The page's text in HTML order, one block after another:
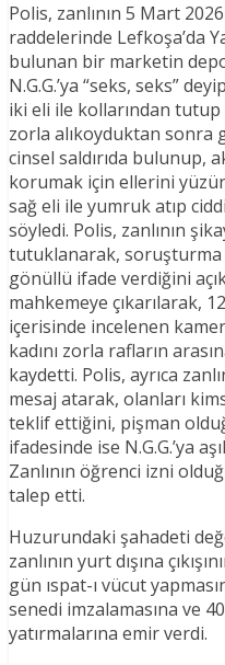
Polis, zanlının 5 Mart
raddelerinde Lefkoşa’da
bulunan bir marketin
N.G.G.’ya “seks, seks”
iki eli ile kollarından
zorla alıkoyduktan sonra
cinsel saldırıda bulunup,
korumak için ellerini
sağ eli ile yumruk atıp
söyledi. Polis, zanlının
tutuklanarak, soruşturma
gönüllü ifade verdiğini
mahkemeye çıkarılarak,
içerisinde incelenen
kadını zorla rafların
kaydetti. Polis, ayrıca
mesaj atarak, olanları
teklif ettiğini, pişman
ifadesinde ise N.G.G.’ya
Zanlının öğrenci izni
talep etti.
Huzurundaki şahadeti
zanlının yurt dışına
gün ıspat-ı vücut
senedi imzalamasına ve
yatırmalarına emir verdi.